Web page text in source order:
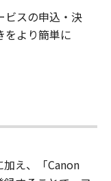
ビスの申込・決
をより簡単に
え、「Canon